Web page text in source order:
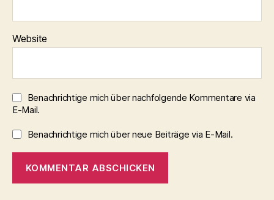
Website
Benachrichtige mich über nachfolgende Kommentare via
E-Mail.
Benachrichtige mich über neue Beiträge via E-Mail.